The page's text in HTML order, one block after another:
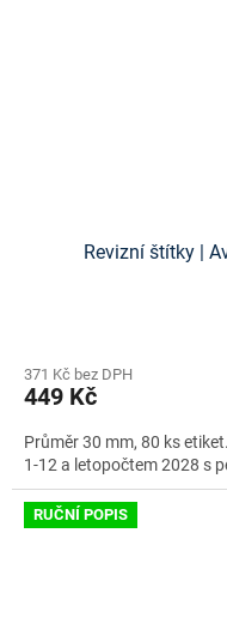
Revizní štítky |
371 Kč bez DPH
449 Kč
Průměr 30 mm, 80 ks
1-12 a letopočtem 2028 s
RUČNÍ POPIS